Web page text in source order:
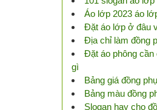
Áo lớp 2023 áo
Đặt áo lớp ở đâu
Địa chỉ làm đồng
Đặt áo phông cần
gì
Bảng giá đồng
Bảng màu đồng
Slogan hay cho